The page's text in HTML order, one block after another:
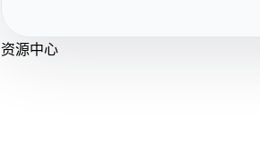
资源中心